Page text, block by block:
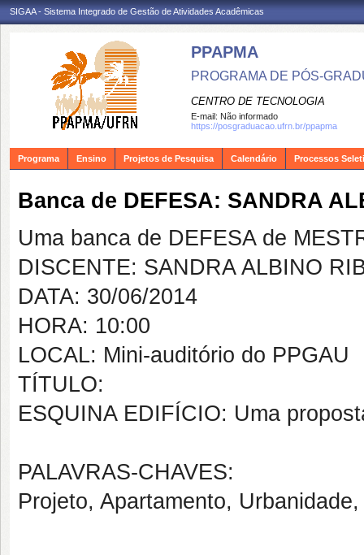
SIGAA - Sistema Integrado de Gestão de Atividades Acadêmicas
PPAPMA
PROGRAMA DE PÓS-
CENTRO DE TECNOLOGIA
E-mail: Não informado
https://posgraduacao.ufrn.br/ppapma
Programa Ensino Projetos de Pesquisa Calendário Processos
Banca de DEFESA: SANDRA
Uma banca de DEFESA de
DISCENTE: SANDRA ALBINO
DATA: 30/06/2014
HORA: 10:00
LOCAL: Mini-auditório do PPGAU
TÍTULO:
ESQUINA EDIFÍCIO: Uma
PALAVRAS-CHAVES:
Projeto, Apartamento,